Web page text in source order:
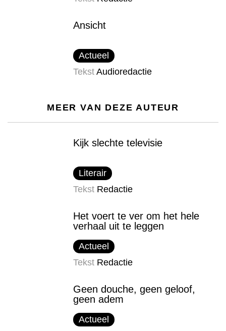
Ansicht
Actueel
Tekst Audioredactie
MEER VAN DEZE AUTEUR
Kijk slechte televisie
Literair
Tekst Redactie
Het voert te ver om het hele
verhaal uit te leggen
Actueel
Tekst Redactie
Geen douche, geen geloof,
geen adem
Actueel